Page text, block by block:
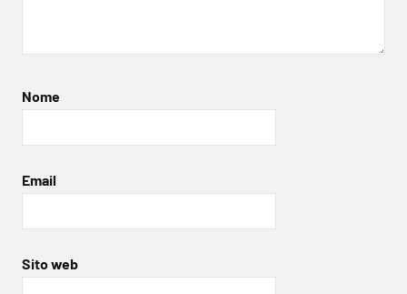
Nome
Email
Sito web